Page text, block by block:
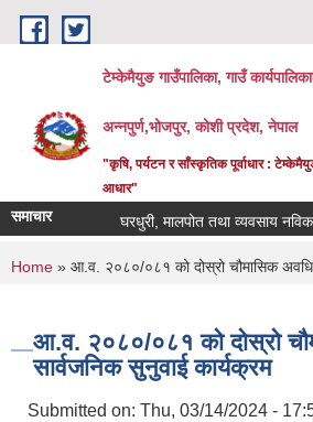
Skip to main content
टेम्केमैयुङ गाउँपालिका, गाउँ
अन्नपुर्ण,भोजपुर, कोशी प्रदेश, नेपाल
"कृषि, पर्यटन र साँस्कृतिक पूर्वाधार :
आधार"
समाचार घरधुरी, मालपोत तथा व्यवसाय नविकरण
You are here
Home » आ.व. २०८०/०८१ को दोस्रो चौमासिक
आ.व. २०८०/०८१ को दोस्रो
सार्वजनिक सुनुवाई कार्यक्रम
Submitted on: Thu, 03/14/2024 -